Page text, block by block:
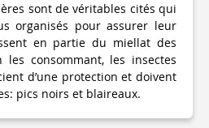
sont de véritables cités qui
organisés pour assurer leur
en partie du miellat des
consommant, les insectes
d’une protection et doivent
pics noirs et blaireaux.